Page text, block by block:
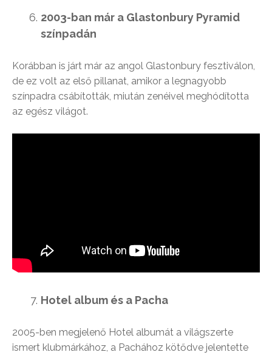
2003-ban már a Glastonbury Pyramid
színpadán
Korábban is járt már az angol Glastonbury fesztiválon,
de ez volt az első pillanat, amikor a legnagyobb
színpadra csábították, miután zenéivel meghódította
az egész világot.
Hotel album és a Pacha
2005-ben megjelenő Hotel albumát a világszerte
ismert klubmárkához, a Pachához kötődve jelentette